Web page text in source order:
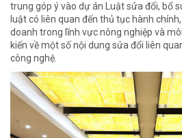
trung góp ý vào dự án Luật sửa đổi, bổ
luật có liên quan đến thủ tục hành
doanh trong lĩnh vực nông nghiệp và
kiến về một số nội dung sửa đổi liên
công nghệ.